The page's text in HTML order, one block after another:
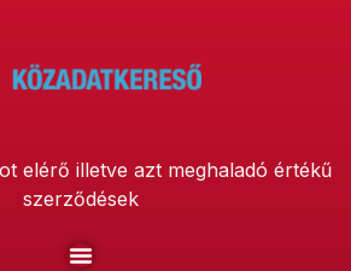
elérő illetve azt meghaladó értékű
szerződések